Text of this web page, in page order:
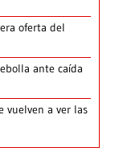
oferta del
ante caída
vuelven a ver las